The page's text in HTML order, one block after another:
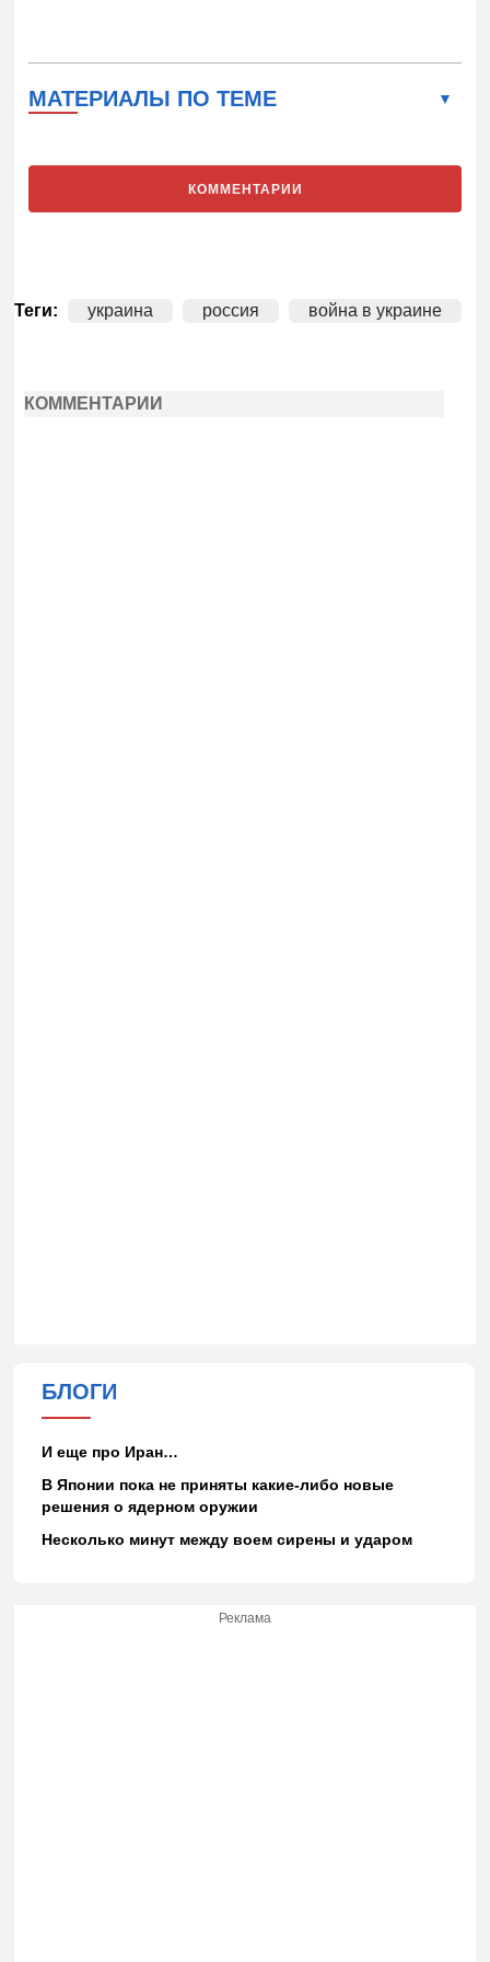
МАТЕРИАЛЫ ПО ТЕМЕ
КОММЕНТАРИИ
Теги: украина россия война в украине
КОММЕНТАРИИ
БЛОГИ
И еще про Иран…
В Японии пока не приняты какие-либо новые
решения о ядерном оружии
Несколько минут между воем сирены и ударом
Реклама